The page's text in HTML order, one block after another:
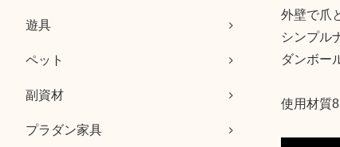
遊具
ペット
副資材
プラダン家具
外壁で爪
シンプル
ダンボー
使用材質